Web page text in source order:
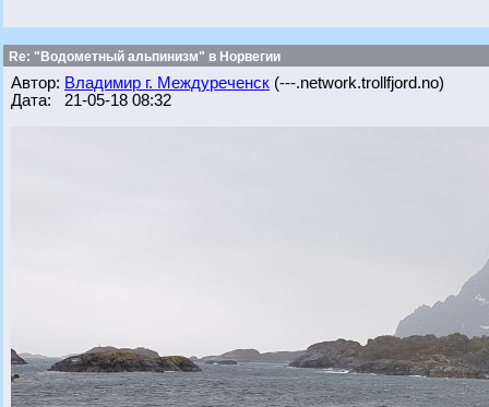
Re: "Водометный альпинизм" в Норвегии
Автор: Владимир г. Междуреченск (---.network.trollfjord.no)
Дата: 21-05-18 08:32